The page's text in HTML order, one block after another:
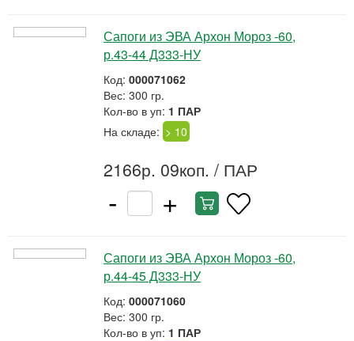
Сапоги из ЭВА Архон Мороз -60,
р.43-44 Д333-НУ
Код: 000071062
Вес: 300 гр.
Кол-во в уп: 1 ПАР
На складе: > 10
2166р. 09коп. / ПАР
- +
Сапоги из ЭВА Архон Мороз -60,
р.44-45 Д333-НУ
Код: 000071060
Вес: 300 гр.
Кол-во в уп: 1 ПАР